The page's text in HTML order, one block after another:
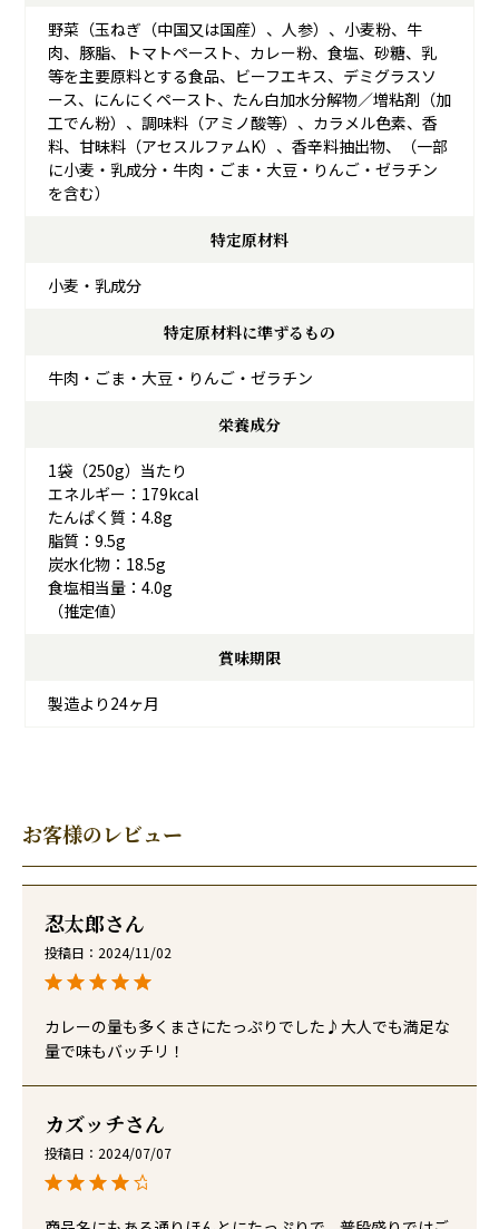
野菜（玉ねぎ（中国又は国産）、人参）、小麦粉、牛
肉、豚脂、トマトペースト、カレー粉、食塩、砂糖、乳
等を主要原料とする食品、ビーフエキス、デミグラスソ
ース、にんにくペースト、たん白加水分解物／増粘剤（加
工でん粉）、調味料（アミノ酸等）、カラメル色素、香
料、甘昧料（アセスルファムK）、香辛料抽出物、（一部
に小麦・乳成分・牛肉・ごま・大豆・りんご・ゼラチン
を含む）
特定原材料
小麦・乳成分
特定原材料に準ずるもの
牛肉・ごま・大豆・りんご・ゼラチン
栄養成分
1袋（250g）当たり
エネルギー：179kcal
たんぱく質：4.8g
脂質：9.5g
炭水化物：18.5g
食塩相当量：4.0g
（推定値）
賞味期限
製造より24ヶ月
お客様のレビュー
忍太郎
投稿日 2024/11/02
カレーの量も多くまさにたっぷりでした♪大人でも満足な
量で味もバッチリ！
カズッチ
投稿日 2024/07/07